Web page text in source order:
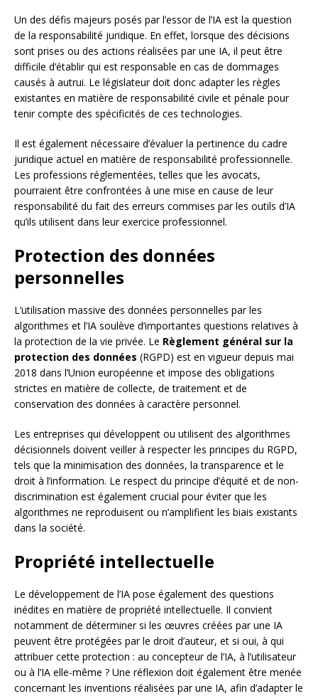
Un des défis majeurs posés par l’essor de l’IA est la question
de la responsabilité juridique. En effet, lorsque des décisions
sont prises ou des actions réalisées par une IA, il peut être
difficile d’établir qui est responsable en cas de dommages
causés à autrui. Le législateur doit donc adapter les règles
existantes en matière de responsabilité civile et pénale pour
tenir compte des spécificités de ces technologies.
Il est également nécessaire d’évaluer la pertinence du cadre
juridique actuel en matière de responsabilité professionnelle.
Les professions réglementées, telles que les avocats,
pourraient être confrontées à une mise en cause de leur
responsabilité du fait des erreurs commises par les outils d’IA
qu’ils utilisent dans leur exercice professionnel.
Protection des données
personnelles
L’utilisation massive des données personnelles par les
algorithmes et l’IA soulève d’importantes questions relatives à
la protection de la vie privée. Le Règlement général sur la
protection des données (RGPD) est en vigueur depuis mai
2018 dans l’Union européenne et impose des obligations
strictes en matière de collecte, de traitement et de
conservation des données à caractère personnel.
Les entreprises qui développent ou utilisent des algorithmes
décisionnels doivent veiller à respecter les principes du RGPD,
tels que la minimisation des données, la transparence et le
droit à l’information. Le respect du principe d’équité et de non-
discrimination est également crucial pour éviter que les
algorithmes ne reproduisent ou n’amplifient les biais existants
dans la société.
Propriété intellectuelle
Le développement de l’IA pose également des questions
inédites en matière de propriété intellectuelle. Il convient
notamment de déterminer si les œuvres créées par une IA
peuvent être protégées par le droit d’auteur, et si oui, à qui
attribuer cette protection : au concepteur de l’IA, à l’utilisateur
ou à l’IA elle-même ? Une réflexion doit également être menée
concernant les inventions réalisées par une IA, afin d’adapter le